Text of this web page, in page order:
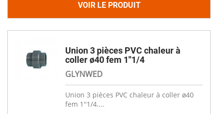
VOIR LE PRODUIT
Union 3 pièces PVC chaleur à
coller ø40 fem 1''1/4
GLYNWED
Union 3 pièces PVC chaleur à coller ø40
fem 1''1/4....